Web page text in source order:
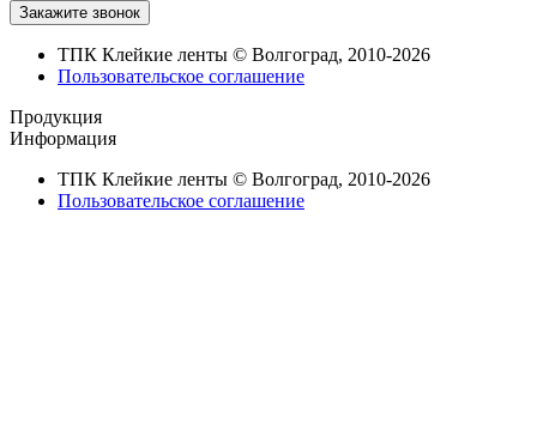
ТПК Клейкие ленты © Волгоград, 2010-2026
Пользовательское соглашение
Продукция
Информация
ТПК Клейкие ленты © Волгоград, 2010-2026
Пользовательское соглашение